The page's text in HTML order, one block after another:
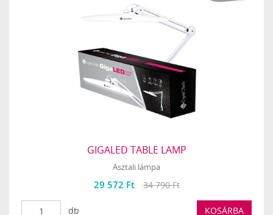
GIGALED TABLE LAMP
Asztali lámpa
29 572 Ft 34 790 Ft
db KOSÁRBA